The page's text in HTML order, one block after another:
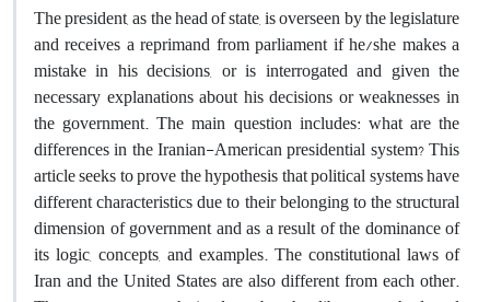
The president, as the head of state, is overseen by the legislature
and receives a reprimand from parliament if he/she makes a
mistake in his decisions, or is interrogated and given the
necessary explanations about his decisions or weaknesses in
the government. The main question includes: what are the
differences in the Iranian-American presidential system? This
article seeks to prove the hypothesis that political systems have
different characteristics due to their belonging to the structural
dimension of government and as a result of the dominance of
its logic, ‌concepts, and examples. The constitutional laws of
Iran and the United States are also different from each other.